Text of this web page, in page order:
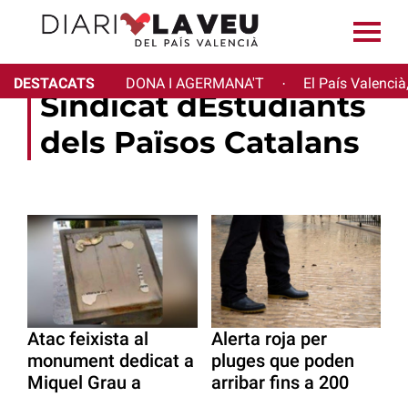
DESTACATS DONA I AGERMANA'T · El País
Sindicat dEstudiants
dels Països Catalans
Atac feixista al
monument dedicat a
Miquel Grau a
Alerta roja per
pluges que poden
arribar fins a 200